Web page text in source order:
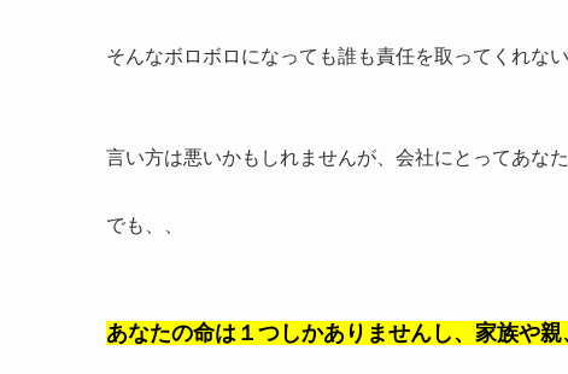
そんなボロボロになっても誰も責任を取ってくれない
言い方は悪いかもしれませんが、会社にとってあな
でも、、
あなたの命は１つしかありませんし、家族や